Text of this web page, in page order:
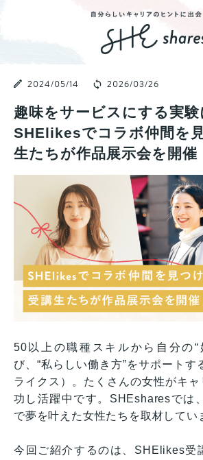
2024/05/14 2026/03/26
趣味をサービスにする実験
SHElikesでコラボ仲間を
生たちが作品展示会を開催
50以上の職種スキルから自分の“
び、“私らしい働き方”をサポート
ライクス）。たくさんの女性がキ
功し活躍中です。SHEsharesでは
で夢を叶えた女性たちを取材してい
今回ご紹介するのは、SHElikes受